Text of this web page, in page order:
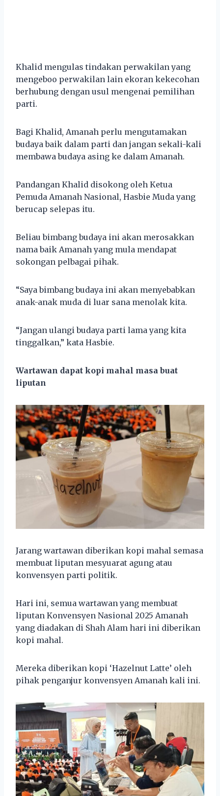
Khalid mengulas tindakan perwakilan yang
mengeboo perwakilan lain ekoran kekecohan
berhubung dengan usul mengenai pemilihan
parti.
Bagi Khalid, Amanah perlu mengutamakan
budaya baik dalam parti dan jangan sekali-kali
membawa budaya asing ke dalam Amanah.
Pandangan Khalid disokong oleh Ketua
Pemuda Amanah Nasional, Hasbie Muda yang
berucap selepas itu.
Beliau bimbang budaya ini akan merosakkan
nama baik Amanah yang mula mendapat
sokongan pelbagai pihak.
“Saya bimbang budaya ini akan menyebabkan
anak-anak muda di luar sana menolak kita.
“Jangan ulangi budaya parti lama yang kita
tinggalkan,” kata Hasbie.
Wartawan dapat kopi mahal masa buat
liputan
Jarang wartawan diberikan kopi mahal semasa
membuat liputan mesyuarat agung atau
konvensyen parti politik.
Hari ini, semua wartawan yang membuat
liputan Konvensyen Nasional 2025 Amanah
yang diadakan di Shah Alam hari ini diberikan
kopi mahal.
Mereka diberikan kopi ‘Hazelnut Latte’ oleh
pihak penganjur konvensyen Amanah kali ini.